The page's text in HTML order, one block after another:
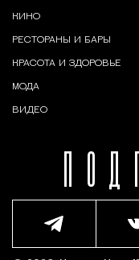
КИНО
РЕСТОРАНЫ И БАРЫ
КРАСОТА И ЗДОРОВЬЕ
МОДА
ВИДЕО